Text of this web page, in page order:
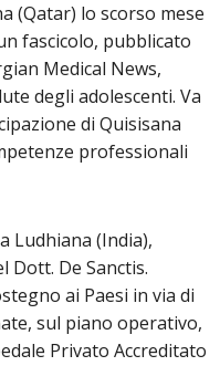
(Qatar) lo scorso mese
fascicolo, pubblicato
Medical News,
degli adolescenti. Va
di Quisisana
professionali
Ludhiana (India),
Dott. De Sanctis.
ai Paesi in via di
sul piano operativo,
Privato Accreditato